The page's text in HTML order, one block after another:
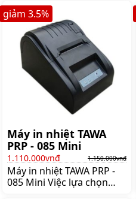
máy đang được các đơn vị
vận chuyển Logictics đang
tin dùng nên lượng máy
cần thay đầu in khá nhiều
Hàng mới 100% nhập
linh kiện từ hãng Đầu in
siêu tốt và chất lượng
Máy in nhiệt TAWA
PRP - 085 Mini
1.110.000vnđ 1.150.000vnđ
Máy in nhiệt TAWA PRP -
085 Mini Việc lựa chọn
giảm 3.5%